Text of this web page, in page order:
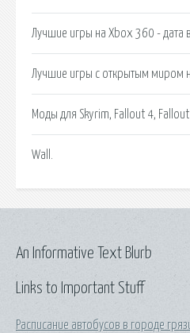
Лучшие игры на Xbox 360 - дата
Лучшие игры с открытым миром
Моды для Skyrim, Fallout 4, Fallout
Wall.
Links to Important Stuff
Расписание автобусов в городе
An Informative Text Blurb